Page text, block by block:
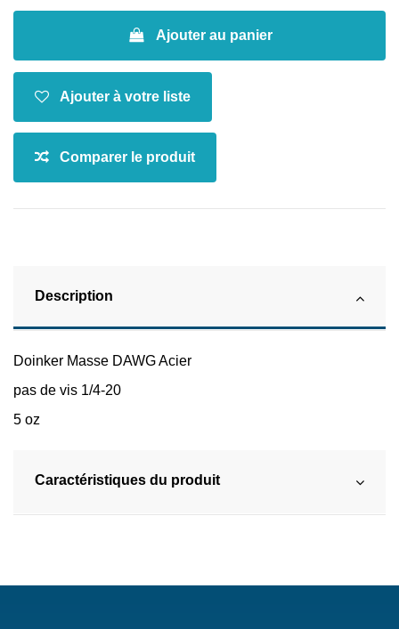
Ajouter au panier
Description
Doinker Masse DAWG Acier
pas de vis 1/4-20
5 oz
Caractéristiques du produit